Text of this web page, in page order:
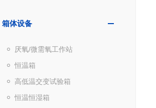
箱体设备
厌氧/微需氧工作站
恒温箱
高低温交变试验箱
恒温恒湿箱